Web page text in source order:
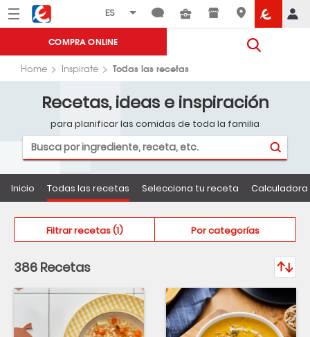
Menú Eroski
COMPRA ONLINE
Home Inspirate Todas las recetas
Recetas, ideas e inspiración
para planificar las comidas de toda la familia
Inicio Todas las recetas Selecciona tu receta
Filtros y categorías de recetas
Filtrar recetas 1 Por categorías
386 Recetas Orden: